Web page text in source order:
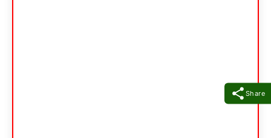
Share